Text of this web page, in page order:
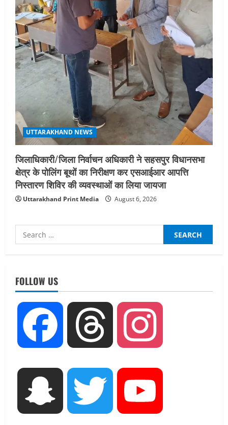
UTTARAKHAND NEWS
जिलाधिकारी/जिला निर्वाचन अधिकारी ने सहसपुर विधानसभा
क्षेत्र के पोलिंग बूथों का निरीक्षण कर एसआईआर आपत्ति
निस्तारण शिविर की व्यवस्थाओं का लिया जायजा
Uttarakhand Print Media August 6, 2026
Search
for:
FOLLOW US
Facebook Threads
Snapchat Twitter
August 7, 2026
UTTARAKHAND NEWS
जिलाधिकारी/जिला निर्वाचन अधिकारी ने
सहसपुर विधानसभा क्षेत्र के पोलिंग बूथों का
August 6, 2026
UTTARAKHAND NEWS
तीलू रौतेली पुरस्कार के लिए 13 वीरांगनाओं का
चयन : रेखा आर्या